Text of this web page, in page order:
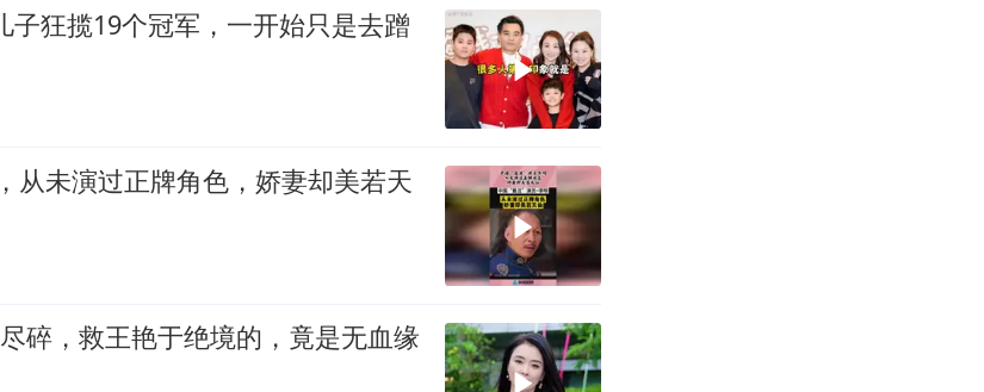
子狂揽19个冠军，一开始只是去蹭
从未演过正牌角色，娇妻却美若天
碎，救王艳于绝境的，竟是无血缘